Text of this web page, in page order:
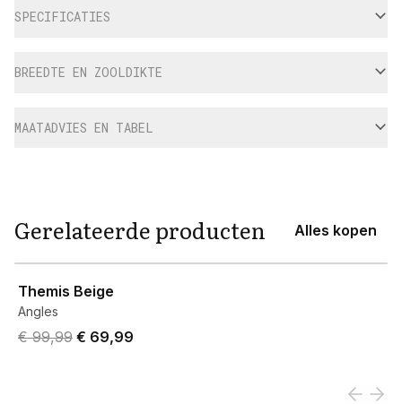
SPECIFICATIES
BREEDTE EN ZOOLDIKTE
MAATADVIES EN TABEL
Gerelateerde producten Alles kopen
Themis Beige
Angles
Original price was € 99,99.
€ 99,99 Current price is € 69,99.
€ 69,99